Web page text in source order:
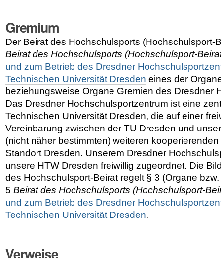
Gremium
Der Beirat des Hochschulsports (Hochschulsport-
Beirat des Hochschulsports (Hochschulsport-
und zum Betrieb des Dresdner
Technischen Universität Dresden eines der
beziehungsweise Organe Gremien des Dresdner
Das Dresdner Hochschulsportzentrum ist eine
Technischen Universität Dresden, die auf einer
Vereinbarung zwischen der TU Dresden und
(nicht näher bestimmten) weiteren
Standort Dresden. Unserem Dresdner
unsere HTW Dresden freiwillig zugeordnet. Die
des Hochschulsport-Beirat regelt § 3 (Organe
5 Beirat des Hochschulsports (Hochschulsport-
und zum Betrieb des Dresdner
Technischen Universität Dresden.
Verweise